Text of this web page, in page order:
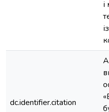
dc.identifier.citation